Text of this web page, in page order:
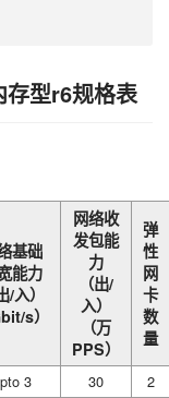
型r6规格表
基础
能力
/入）
s）
网络收
发包能
力
（出/
入）
（万
PPS）
弹
性
网
卡
数
量
3 30
2